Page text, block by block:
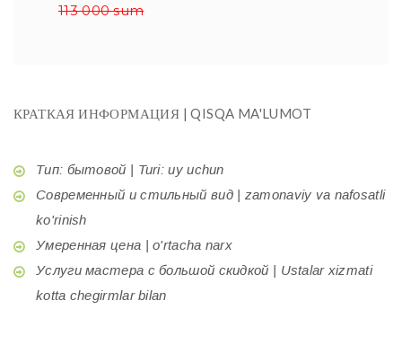
113 000 sum
КРАТКАЯ ИНФОРМАЦИЯ | QISQA MA'LUMOT
Тип: бытовой | Turi: uy uchun
Современный и стильный вид | zamonaviy va nafosatli
ko'rinish
Умеренная цена | o'rtacha narx
Услуги мастера с большой скидкой | Ustalar xizmati
kotta chegirmlar bilan